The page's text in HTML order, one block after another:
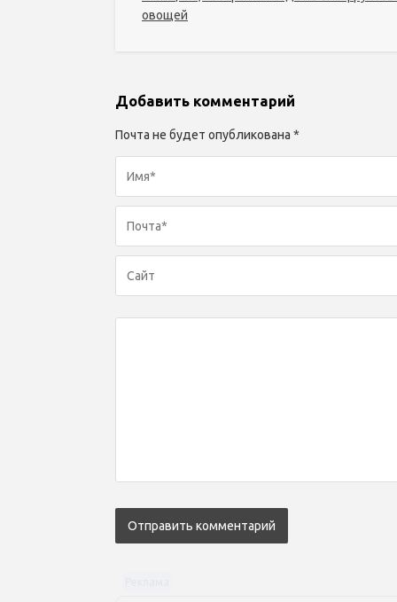
овощей
Добавить комментарий
Почта не будет опубликована *